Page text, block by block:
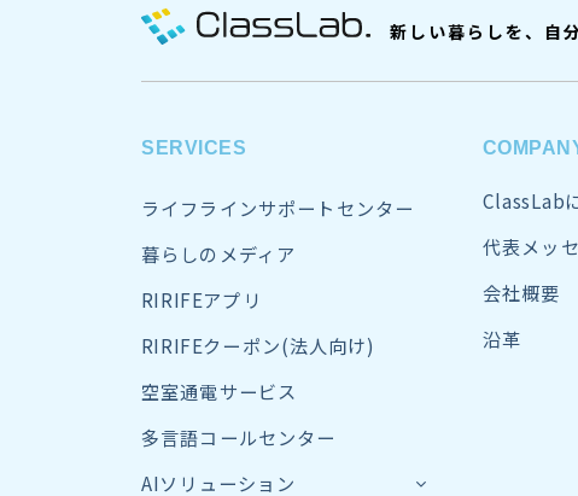
新しい暮らしを、自
SERVICES
ライフラインサポートセンター
暮らしのメディア
RIRIFEアプリ
RIRIFEクーポン(法人向け)
空室通電サービス
多言語コールセンター
AIソリューション
ClassLab
代表メッ
会社概要
沿革